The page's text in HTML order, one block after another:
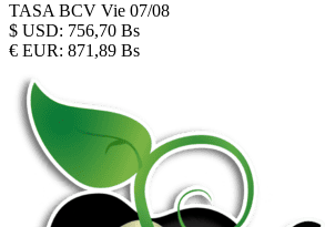
TASA BCV Vie 07/08
$ USD: 756,70 Bs
€ EUR: 871,89 Bs